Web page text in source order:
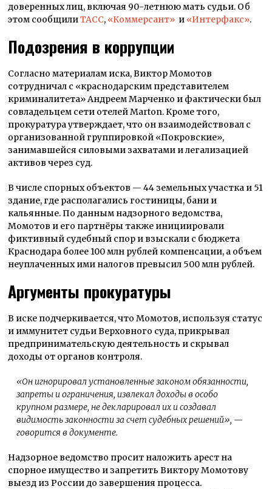
доверенных лиц, включая 90-летнюю мать судьи. Об
этом сообщилиТАСС, «Коммерсант» и «Интерфакс».
Подозрения в коррупции
Согласно материалам иска, Виктор Момотов
сотрудничал с «краснодарским представителем
криминалитета» Андреем Марченко и фактически был
совладельцем сети отелей Marton. Кроме того,
прокуратура утверждает, что он взаимодействовал с
организованной группировкой «Покровские»,
занимавшейся силовыми захватами и легализацией
активов через суд.
В числе спорных объектов — 44 земельных участка и 51
здание, где располагались гостиницы, бани и
кальянные. По данным надзорного ведомства,
Момотов и его партнёры также инициировали
фиктивный судебный спор и взыскали с бюджета
Краснодара более 100 млн рублей компенсации, а объем
неуплаченных ими налогов превысил 500 млн рублей.
Аргументы прокуратуры
В иске подчеркивается, что Момотов, используя статус
и иммунитет судьи Верховного суда, прикрывал
предпринимательскую деятельность и скрывал
доходы от органов контроля.
«Он игнорировал установленные законом обязанности,
запреты и ограничения, извлекал доходы в особо
крупном размере, не декларировал их и создавал
видимость законности за счет судебных решений», —
говорится в документе.
Надзорное ведомство просит наложить арест на
спорное имущество и запретить Виктору Момотову
выезд из России до завершения процесса.